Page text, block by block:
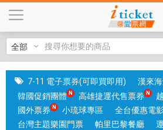
+
溫
泉
|
國
旅
卡
7-11 電子票券(可即買即用)
漢來
韓國促銷團體
高雄捷運代售票券
國外票券
小琉球專區
全台優惠電
台灣主題樂園門票
帕里巴黎餐廳